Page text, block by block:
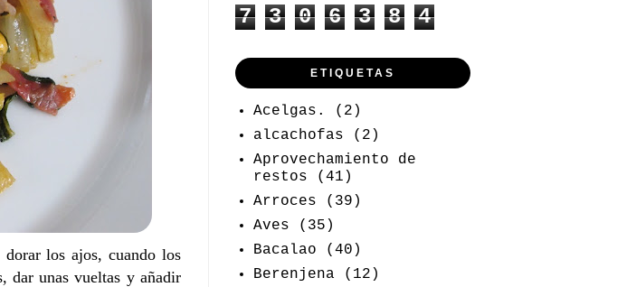
los ajos, cuando los
dar unas vueltas y añadir
7 3 0 6 3 8 4
ETIQUETAS
Acelgas.
(2)
alcachofas
(2)
Aprovechamiento de
restos
(41)
Arroces
(39)
Aves
(35)
Bacalao
(40)
Berenjena
(12)